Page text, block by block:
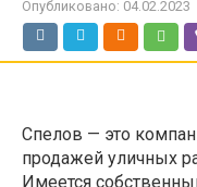
Опубликовано: 04.02.2023
Спелов — это
продажей уличных
Имеется